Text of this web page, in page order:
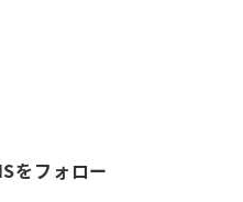
をフォロー